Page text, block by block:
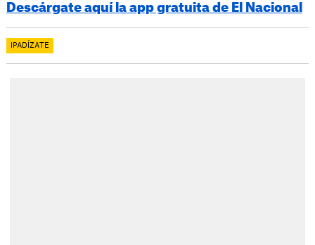
Descárgate aquí la app gratuita de El Nacional
IPADÍZATE